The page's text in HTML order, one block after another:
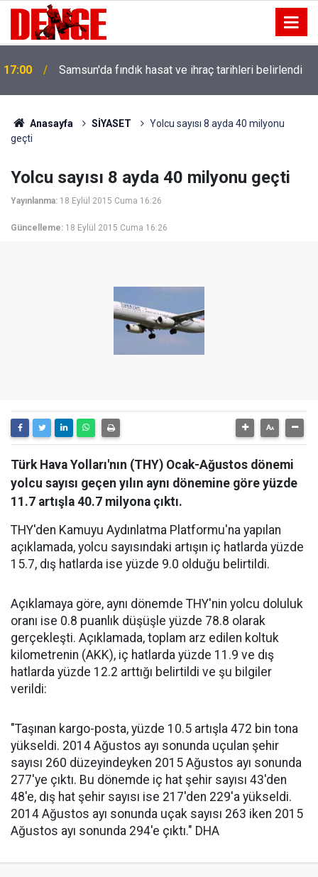
16:30 Atakum'da trafik kazasında 1 kişi yaralandı
Anasayfa SİYASET
Yolcu sayısı 8 ayda 40 milyonu
geçti
Yolcu sayısı 8 ayda 40 milyonu geçti
Yayınlanma: 18 Eylül 2015 Cuma 16:26
Güncelleme: 18 Eylül 2015 Cuma 16:26
Türk Hava Yolları'nın (THY) Ocak-Ağustos dönemi
yolcu sayısı geçen yılın aynı dönemine göre yüzde
11.7 artışla 40.7 milyona çıktı.
THY'den Kamuyu Aydınlatma Platformu'na yapılan
açıklamada, yolcu sayısındaki artışın iç hatlarda yüzde
15.7, dış hatlarda ise yüzde 9.0 olduğu belirtildi.
Açıklamaya göre, aynı dönemde THY'nin yolcu doluluk
oranı ise 0.8 puanlık düşüşle yüzde 78.8 olarak
gerçekleşti. Açıklamada, toplam arz edilen koltuk
kilometrenin (AKK), iç hatlarda yüzde 11.9 ve dış
hatlarda yüzde 12.2 arttığı belirtildi ve şu bilgiler
verildi:
"Taşınan kargo-posta, yüzde 10.5 artışla 472 bin tona
yükseldi. 2014 Ağustos ayı sonunda uçulan şehir
sayısı 260 düzeyindeyken 2015 Ağustos ayı sonunda
277'ye çıktı. Bu dönemde iç hat şehir sayısı 43'den
48'e, dış hat şehir sayısı ise 217'den 229'a yükseldi.
2014 Ağustos ayı sonunda uçak sayısı 263 iken 2015
Ağustos ayı sonunda 294'e çıktı." DHA